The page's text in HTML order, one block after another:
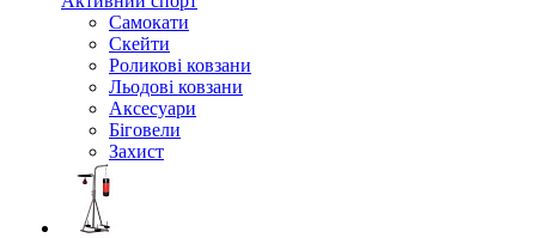
Самокати
Скейти
Роликові ковзани
Льодові ковзани
Аксесуари
Біговели
Захист